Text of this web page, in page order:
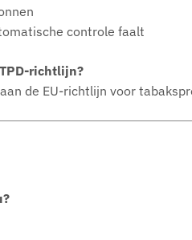
controle faalt
richtlijn?
de EU-richtlijn voor